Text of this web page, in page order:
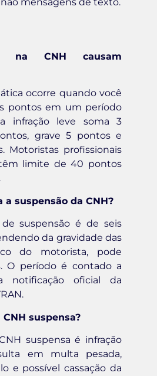
na CNH causam
ocorre quando você
pontos em um período
infração leve soma 3
grave 5 pontos e
Motoristas profissionais
limite de 40 pontos
suspensão da CNH?
suspensão é de seis
da gravidade das
do motorista, pode
O período é contado a
notificação oficial da
suspensa?
suspensa é infração
em multa pesada,
e possível cassação da